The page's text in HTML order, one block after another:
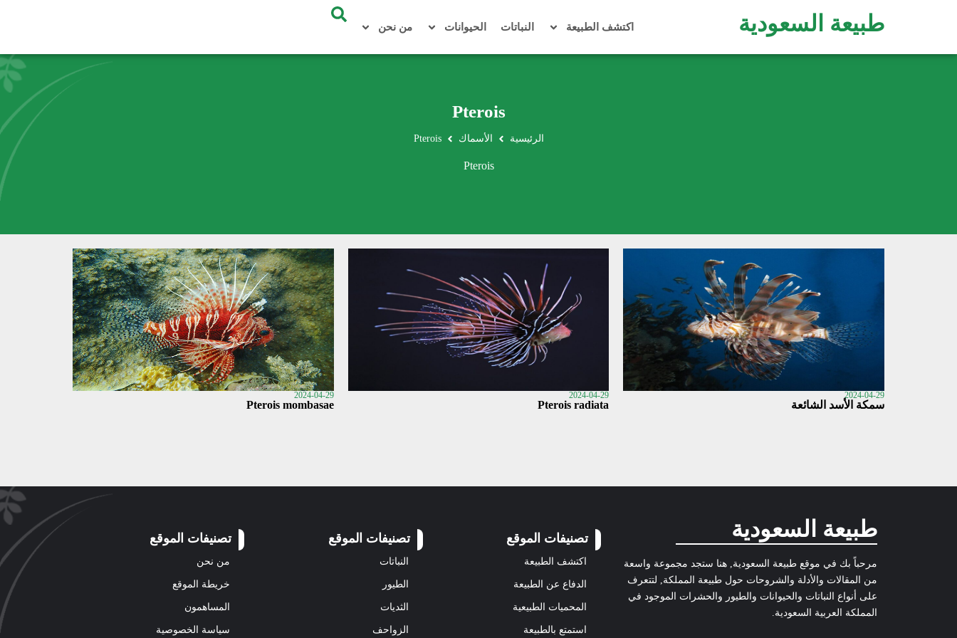
طبيعة السعودية اكتشف الطبيعة النباتات الحيوانات من نحن
Pterois
الرئيسية الأسماك Pterois
Pterois
2024-04-29
سمكة الأسد الشائعة
2024-04-29
Pterois radiata
2024-04-29
Pterois mombasae
طبيعة السعودية
مرحباً بك في موقع طبيعة السعودية, هنا ستجد مجموعة واسعة
من المقالات والأدلة والشروحات حول طبيعة المملكة, لتتعرف
على أنواع النباتات والحيوانات والطيور والحشرات الموجود في
المملكة العربية السعودية.
تصنيفات الموقع
اكتشف الطبيعة
الدفاع عن الطبيعة
المحميات الطبيعية
استمتع بالطبيعة
تصنيفات الموقع
النباتات
الطيور
الثديات
الزواحف
تصنيفات الموقع
من نحن
خريطة الموقع
المساهمون
سياسة الخصوصية